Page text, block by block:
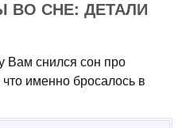
ВО СНЕ: ДЕТАЛИ
Вам снился сон про
именно бросалось в